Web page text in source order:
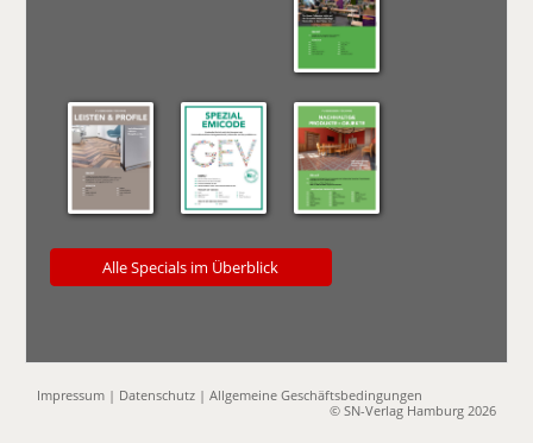
Alle Specials im Überblick
Impressum | Datenschutz |Allgemeine Geschäftsbedingungen
© SN-Verlag Hamburg 2026